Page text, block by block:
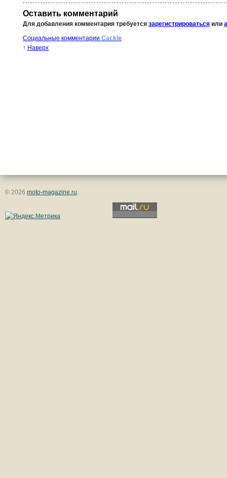
Оставить комментарий
Для добавления комментария требуется зарегистрироваться или
Социальные комментарии Cackl e
↑ Наверх
© 2026 moto-magazine.ru.